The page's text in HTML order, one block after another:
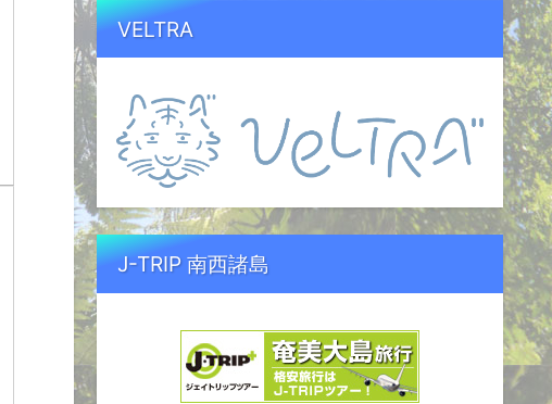
VELTRA
J-TRIP 南西諸島